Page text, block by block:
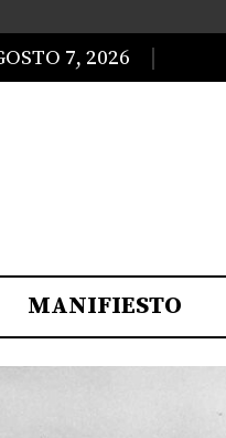
7, 2026
MANIFIESTO